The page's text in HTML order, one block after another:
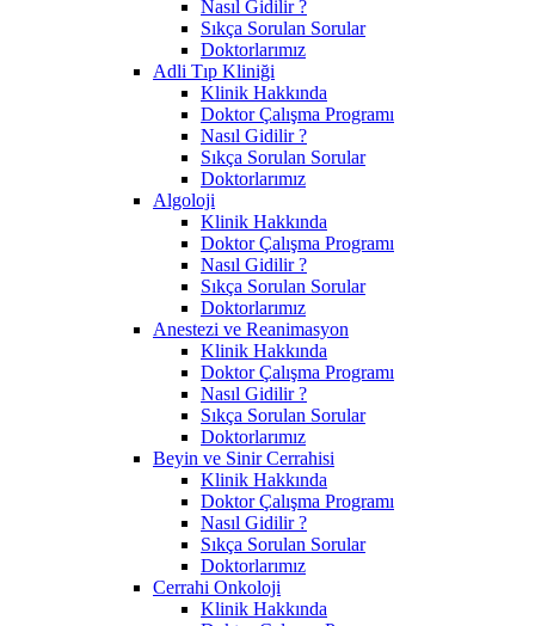
Nasıl Gidilir ?
Sıkça Sorulan Sorular
Doktorlarımız
Adli Tıp Kliniği
Klinik Hakkında
Doktor Çalışma Programı
Nasıl Gidilir ?
Sıkça Sorulan Sorular
Doktorlarımız
Algoloji
Klinik Hakkında
Doktor Çalışma Programı
Nasıl Gidilir ?
Sıkça Sorulan Sorular
Doktorlarımız
Anestezi ve Reanimasyon
Klinik Hakkında
Doktor Çalışma Programı
Nasıl Gidilir ?
Sıkça Sorulan Sorular
Doktorlarımız
Beyin ve Sinir Cerrahisi
Klinik Hakkında
Doktor Çalışma Programı
Nasıl Gidilir ?
Sıkça Sorulan Sorular
Doktorlarımız
Cerrahi Onkoloji
Klinik Hakkında